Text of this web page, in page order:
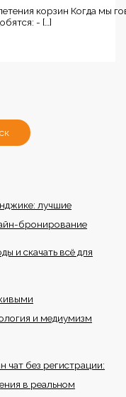
корзин Когда мы
- […]
лучшие
бронирование
и скачать всё для
и медиумизм
чат без регистрации:
в реальном